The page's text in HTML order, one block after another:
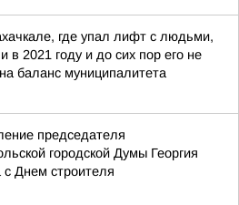
где упал лифт с людьми,
в 2021 году и до сих пор его не
баланс муниципалитета
председателя
городской Думы Георгия
с Днем строителя